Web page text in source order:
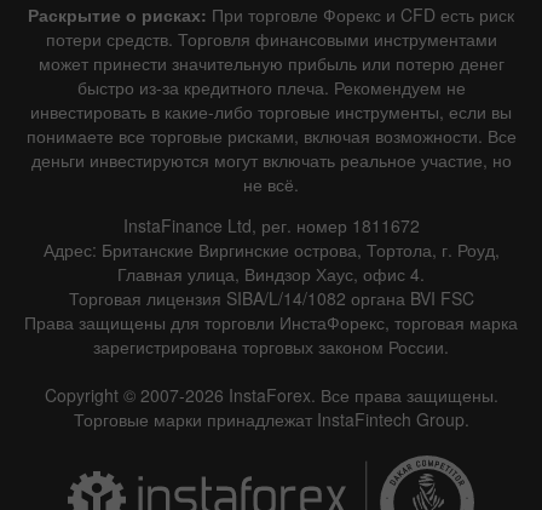
Раскрытие о рисках: При торговле Форекс и CFD есть риск
потери средств. Торговля финансовыми инструментами
может принести значительную прибыль или потерю денег
быстро из-за кредитного плеча. Рекомендуем не
инвестировать в какие-либо торговые инструменты, если вы
понимаете все торговые рисками, включая возможности. Все
деньги инвестируются могут включать реальное участие, но
не всё.
InstaFinance Ltd, рег. номер 1811672
Адрес: Британские Виргинские острова, Тортола, г. Роуд,
Главная улица, Виндзор Хаус, офис 4.
Торговая лицензия SIBA/L/14/1082 органа BVI FSC
Права защищены для торговли ИнстаФорекс, торговая марка
зарегистрирована торговых законом России.
Copyright © 2007-2026 InstaForex. Все права защищены.
Торговые марки принадлежат InstaFintech Group.